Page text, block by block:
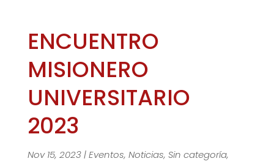
ENCUENTRO
MISIONERO
UNIVERSITARIO
2023
Nov 15, 2023|Eventos, Noticias, Sin categoría,